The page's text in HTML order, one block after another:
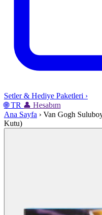
Setler & Hediye Paketleri ›
🌐 TR 👤 Hesabım
Ana Sayfa › Van Gogh
Kutu)